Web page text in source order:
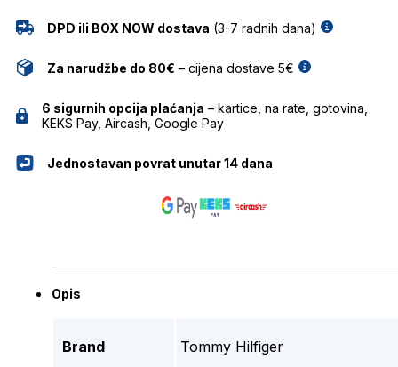
DPD ili BOX NOW dostava (3-7 radnih dana)
Za narudžbe do 80€ – cijena dostave 5€
6 sigurnih opcija plaćanja – kartice, na rate, gotovina,
KEKS Pay, Aircash, Google Pay
Jednostavan povrat unutar 14 dana
Opis
Brand Tommy Hilfiger